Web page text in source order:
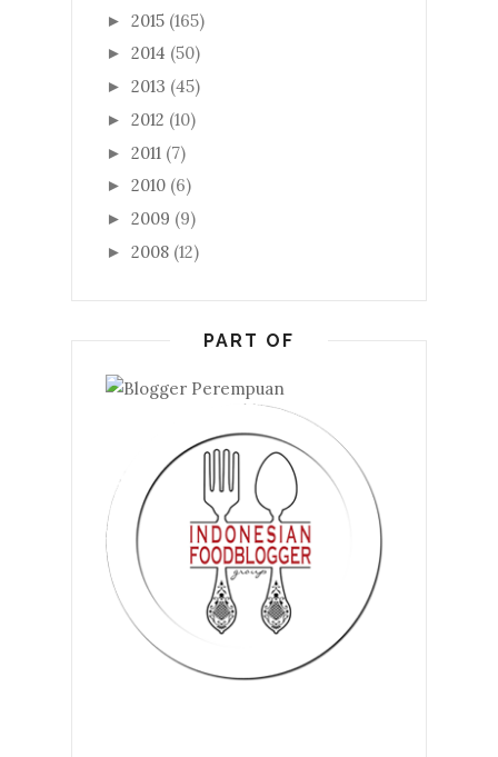
► 2015 (165)
► 2014 (50)
► 2013 (45)
► 2012 (10)
► 2011 (7)
► 2010 (6)
► 2009 (9)
► 2008 (12)
PART OF